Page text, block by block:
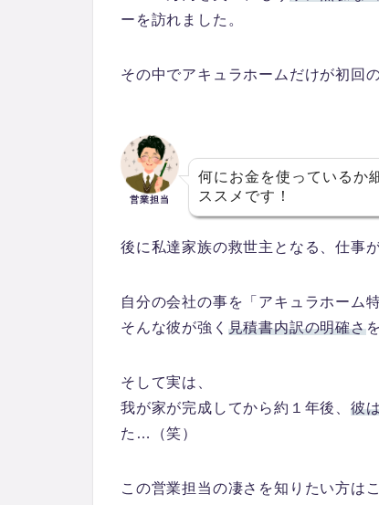
ーを訪れました。
その中でアキュラホームだけが初回
営業担当
何にお金を使っているか
ススメです！
後に私達家族の救世主となる、仕事
自分の会社の事を 「アキュラホーム
そんな彼が強く 見積書内訳の明確さ
そして実は、
我が家が完成してから約１年後、 彼
た…（笑）
この営業担当の凄さを知りたい方は